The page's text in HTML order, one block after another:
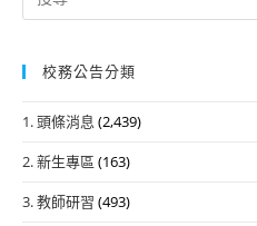
for:
校務公告分類
1. 頭條消息 (2,439)
2. 新生專區 (163)
3. 教師研習 (493)